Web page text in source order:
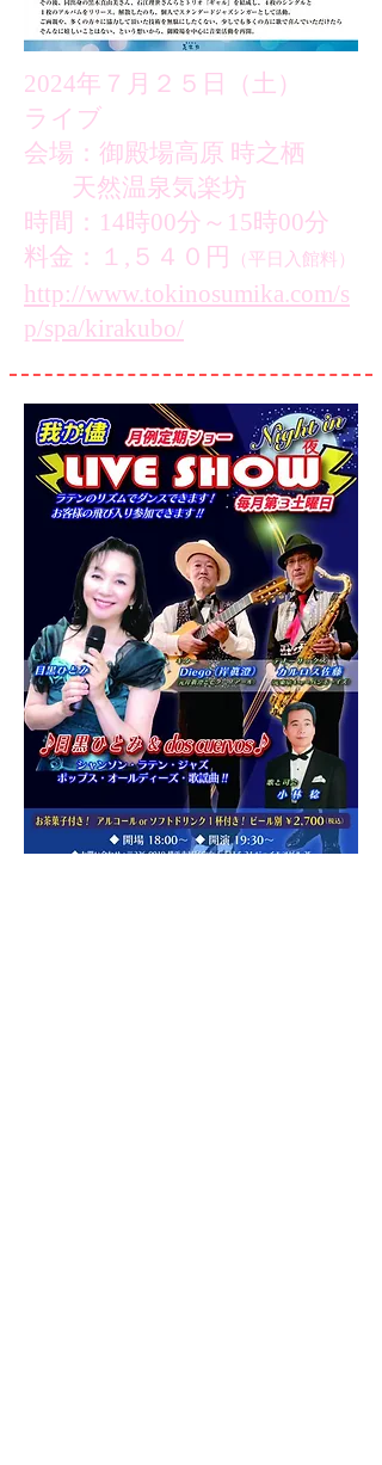
2024年７月２５日（土）
ライブ
会場：御殿場高原 時之栖
天然温泉気楽坊
時間：14時00分～15時00分
料金：１,５４０円
（平日入館料）
http://www.tokinosumika.com/s
p/spa/kirakubo/